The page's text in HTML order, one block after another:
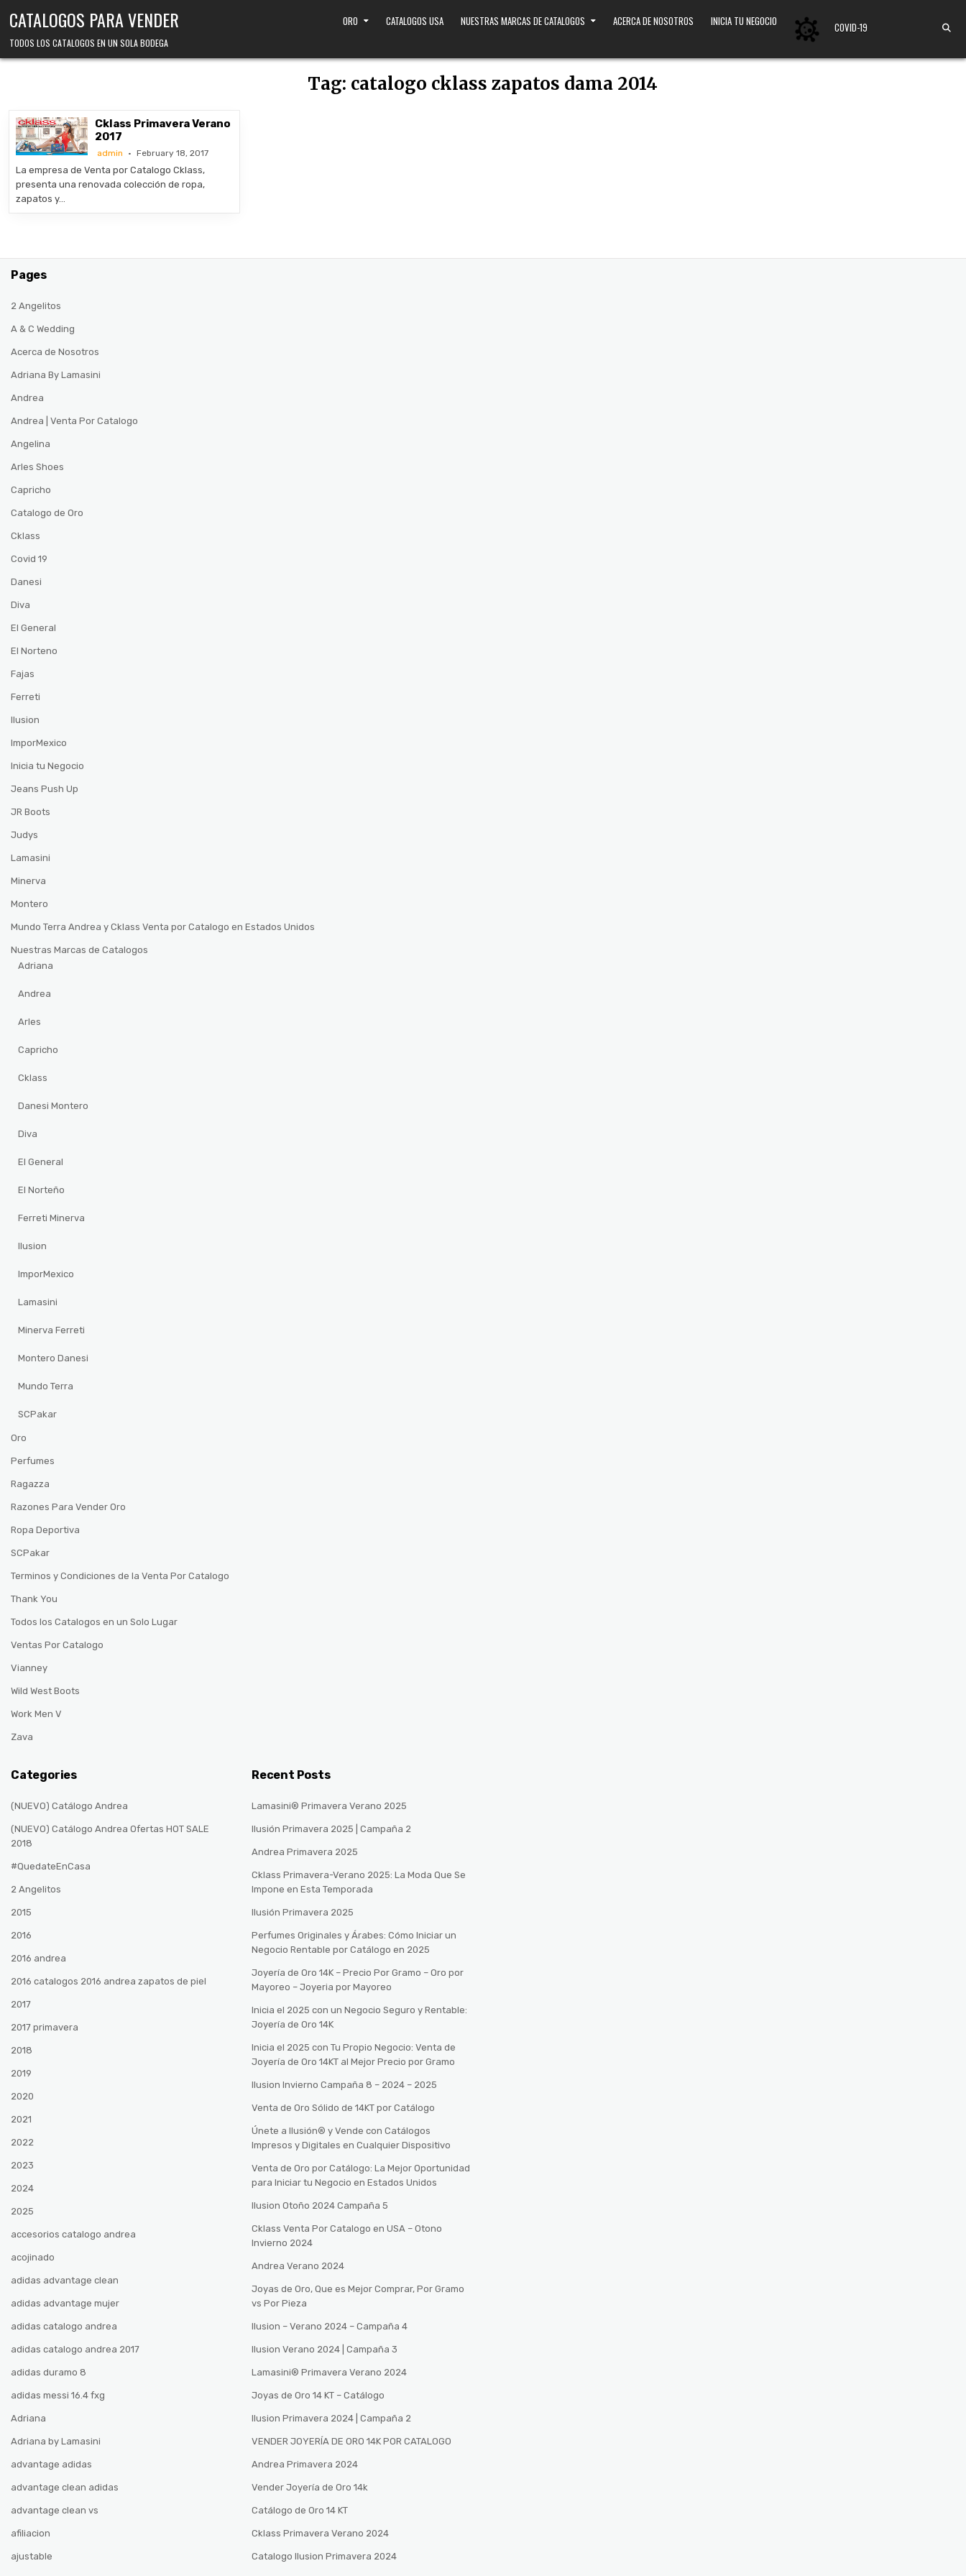
CATALOGOS PARA VENDER
TODOS LOS CATALOGOS EN UN SOLA BODEGA
ORO CATALOGOS USA NUESTRAS MARCAS DE CATALOGOS ACERCA DE NOSOTROS INICIA TU NEGOCIO COVID-19
Tag: catalogo cklass zapatos dama 2014
Cklass Primavera Verano
2017
admin February 18, 2017
La empresa de Venta por Catalogo Cklass,
presenta una renovada colección de ropa,
zapatos y…
Pages
2 Angelitos
A & C Wedding
Acerca de Nosotros
Adriana By Lamasini
Andrea
Andrea | Venta Por Catalogo
Angelina
Arles Shoes
Capricho
Catalogo de Oro
Cklass
Covid 19
Danesi
Diva
El General
El Norteno
Fajas
Ferreti
Ilusion
ImporMexico
Inicia tu Negocio
Jeans Push Up
JR Boots
Judys
Lamasini
Minerva
Montero
Mundo Terra Andrea y Cklass Venta por Catalogo en Estados Unidos
Nuestras Marcas de Catalogos
Adriana
Andrea
Arles
Capricho
Cklass
Danesi Montero
Diva
El General
El Norteño
Ferreti Minerva
Ilusion
ImporMexico
Lamasini
Minerva Ferreti
Montero Danesi
Mundo Terra
SCPakar
Oro
Perfumes
Ragazza
Razones Para Vender Oro
Ropa Deportiva
SCPakar
Terminos y Condiciones de la Venta Por Catalogo
Thank You
Todos los Catalogos en un Solo Lugar
Ventas Por Catalogo
Vianney
Wild West Boots
Work Men V
Zava
Categories
(NUEVO) Catálogo Andrea
(NUEVO) Catálogo Andrea Ofertas HOT SALE
2018
#QuedateEnCasa
2 Angelitos
2015
2016
2016 andrea
2016 catalogos 2016 andrea zapatos de piel
2017
2017 primavera
2018
2019
2020
2021
2022
2023
2024
2025
accesorios catalogo andrea
acojinado
adidas advantage clean
adidas advantage mujer
adidas catalogo andrea
adidas catalogo andrea 2017
adidas duramo 8
adidas messi 16.4 fxg
Adriana
Adriana by Lamasini
advantage adidas
advantage clean adidas
advantage clean vs
afiliacion
ajustable
Recent Posts
Lamasini® Primavera Verano 2025
Ilusión Primavera 2025 | Campaña 2
Andrea Primavera 2025
Cklass Primavera-Verano 2025: La Moda Que Se
Impone en Esta Temporada
Ilusión Primavera 2025
Perfumes Originales y Árabes: Cómo Iniciar un
Negocio Rentable por Catálogo en 2025
Joyería de Oro 14K – Precio Por Gramo – Oro por
Mayoreo – Joyeria por Mayoreo
Inicia el 2025 con un Negocio Seguro y Rentable:
Joyería de Oro 14K
Inicia el 2025 con Tu Propio Negocio: Venta de
Joyería de Oro 14KT al Mejor Precio por Gramo
Ilusion Invierno Campaña 8 – 2024 – 2025
Venta de Oro Sólido de 14KT por Catálogo
Únete a Ilusión® y Vende con Catálogos
Impresos y Digitales en Cualquier Dispositivo
Venta de Oro por Catálogo: La Mejor Oportunidad
para Iniciar tu Negocio en Estados Unidos
Ilusion Otoño 2024 Campaña 5
Cklass Venta Por Catalogo en USA – Otono
Invierno 2024
Andrea Verano 2024
Joyas de Oro, Que es Mejor Comprar, Por Gramo
vs Por Pieza
Ilusion – Verano 2024 – Campaña 4
Ilusion Verano 2024 | Campaña 3
Lamasini®️ Primavera Verano 2024
Joyas de Oro 14 KT – Catálogo
Ilusion Primavera 2024 | Campaña 2
VENDER JOYERÍA DE ORO 14K POR CATALOGO
Andrea Primavera 2024
Vender Joyería de Oro 14k
Catálogo de Oro 14 KT
Cklass Primavera Verano 2024
Catalogo Ilusion Primavera 2024